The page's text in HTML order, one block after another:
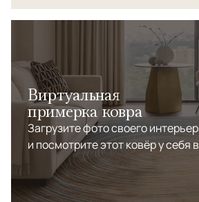
Виртуальная
примерка ковра
Загрузите фото своего
и посмотрите этот ковёр у себя